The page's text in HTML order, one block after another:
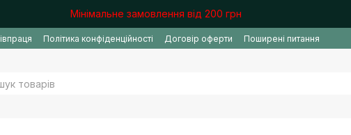
Мінімальне замовлення від 200 грн
Політика конфіденційності Договір оферти Поширені питання